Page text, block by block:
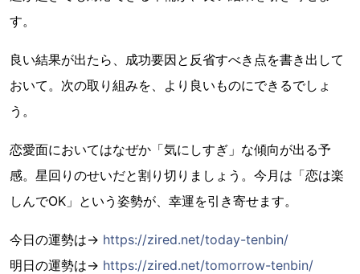
す。
良い結果が出たら、成功要因と反省すべき点を書き出して
おいて。次の取り組みを、より良いものにできるでしょ
う。
恋愛面においてはなぜか「気にしすぎ」な傾向が出る予
感。星回りのせいだと割り切りましょう。今月は「恋は楽
しんでOK」という姿勢が、幸運を引き寄せます。
今日の運勢は→ https://zired.net/today-tenbin/
明日の運勢は→ https://zired.net/tomorrow-tenbin/